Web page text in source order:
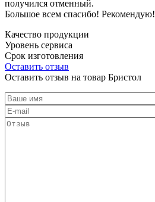
получился отменный.
Большое всем спасибо! Рекомендую!
Качество продукции
Уровень сервиса
Срок изготовления
Оставить отзыв
Оставить отзыв на товар Бристол